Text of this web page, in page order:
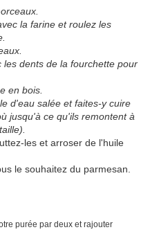
la farine et roulez les
dents de la fourchette pour
en bois.
d'eau salée et faites-y cuire
jusqu'à ce qu'ils remontent à
les et arroser de l'huile
le souhaitez du parmesan.
purée par deux et rajouter